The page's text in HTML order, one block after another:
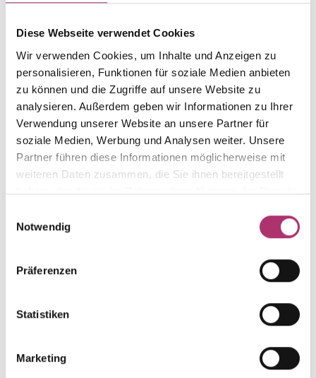
Diese Webseite verwendet Cookies
Wir verwenden Cookies, um Inhalte und Anzeigen zu
personalisieren, Funktionen für soziale Medien anbieten
zu können und die Zugriffe auf unsere Website zu
analysieren. Außerdem geben wir Informationen zu Ihrer
Verwendung unserer Website an unsere Partner für
soziale Medien, Werbung und Analysen weiter. Unsere
Partner führen diese Informationen möglicherweise mit
weiteren Daten zusammen, die Sie ihnen bereitgestellt
haben oder die sie im Rahmen Ihrer Nutzung der Dienste
Notwendig
Präferenzen
Statistiken
Marketing
Breite
Die passenden Stücke
aus der Kollektion.
First Love · Ohrschmuck · Gelbgold 585 · Brillant
UVP: € 301,00
Collier · K11654G
H/SI · 42 cm